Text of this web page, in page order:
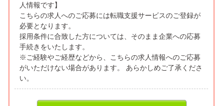
人情報です】
こちらの求人へのご応募には転職支援サービスのご登録が
必要となります。
採用条件に合致した方については、そのまま企業への応募
手続きをいたします。
※ご経験やご経歴などから、こちらの求人情報へのご応募
がいただけない場合があります。 あらかしめご了承くださ
い。